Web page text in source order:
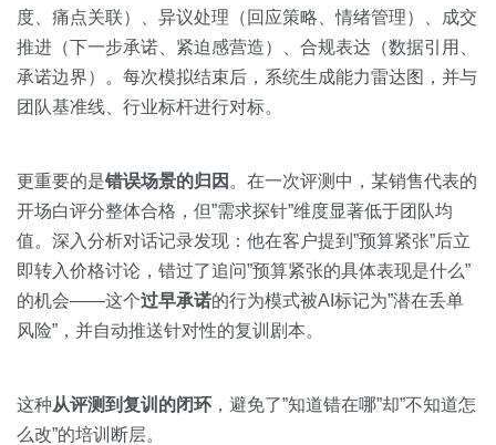
度、痛点关联）、异议处理（回应策略、情绪管理）、成交
推进（下一步承诺、紧迫感营造）、合规表达（数据引用、
承诺边界）。每次模拟结束后，系统生成能力雷达图，并与
团队基准线、行业标杆进行对标。
更重要的是错误场景的归因 。在一次评测中，某销售代表的
开场白评分整体合格，但”需求探针”维度显著低于团队均
值。深入分析对话记录发现：他在客户提到”预算紧张”后立
即转入价格讨论，错过了追问”预算紧张的具体表现是什么”
的机会——这个过早承诺的行为模式被AI标记为”潜在丢单
风险”，并自动推送针对性的复训剧本。
这种从评测到复训的闭环 ，避免了”知道错在哪”却”不知道怎
么改”的培训断层。